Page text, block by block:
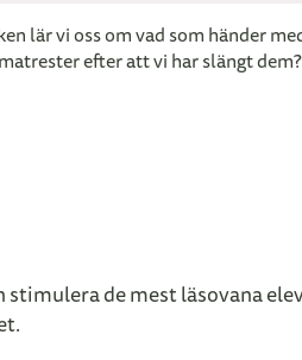
lär vi oss om vad som händer
efter att vi har slängt
de mest läsovana